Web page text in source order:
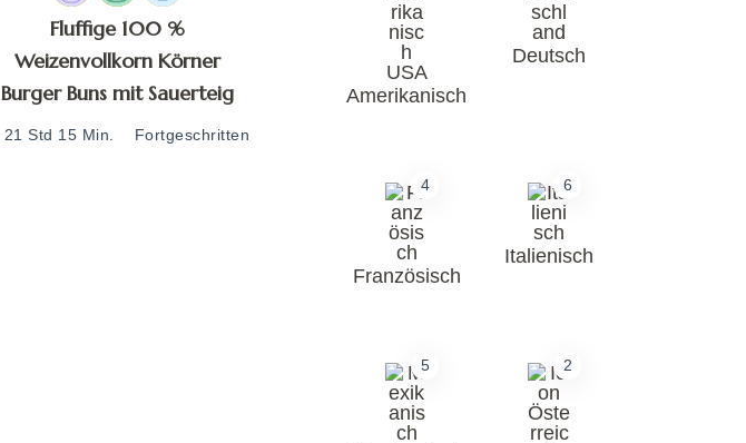
Fluffige 100 %
Weizenvollkorn Körner
Burger Buns mit Sauerteig
21 Std 15 Min. Fortgeschritten
Amerikanisch
Deutsch
4
Französisch
6
Italienisch
5 2